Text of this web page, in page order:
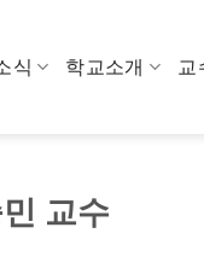
식 학교소개 교
교수